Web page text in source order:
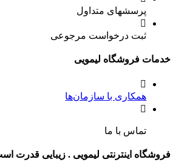
پرسشهای متداول
ثبت درخواست مرجوعی
فروشگاه لیمویی
همکاری با سازمان‌ها
تماس با ما
اینترنتی لیمویی . زیبایی قدرت است …